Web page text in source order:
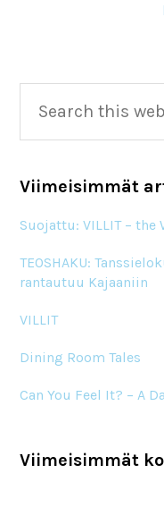
Primary
Sidebar
this
Viimeisimmät
Suojattu: VILLIT – the
TEOSHAKU:
rantautuu Kajaaniin
VILLIT
Dining Room Tales
Can You Feel It? – A
Viimeisimmät